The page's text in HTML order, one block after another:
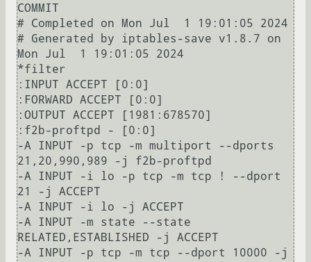
COMMIT
# Completed on Mon Jul  1 19:01:05 2024
# Generated by iptables-save v1.8.7 on
Mon Jul  1 19:01:05 2024
*filter
:INPUT ACCEPT [0:0]
:FORWARD ACCEPT [0:0]
:OUTPUT ACCEPT [1981:678570]
:f2b-proftpd - [0:0]
-A INPUT -p tcp -m multiport --dports
21,20,990,989 -j f2b-proftpd
-A INPUT -i lo -p tcp -m tcp ! --dport
21 -j ACCEPT
-A INPUT -i lo -j ACCEPT
-A INPUT -m state --state
RELATED,ESTABLISHED -j ACCEPT
-A INPUT -p tcp -m tcp --dport 10000 -j